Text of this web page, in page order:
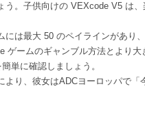
う。子供向けの VEXcode V5 は
には最大 50 のペイラインがあり
ゲームのギャンブル方法とより
単に確認しましょう。
より、彼女はADCヨーロッパで「